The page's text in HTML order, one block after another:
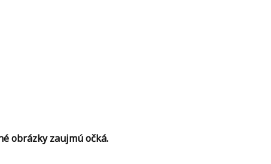
obrázky zaujmú očká.